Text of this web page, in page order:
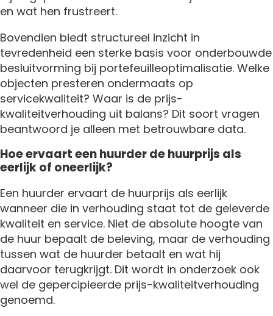
en wat hen frustreert.
Bovendien biedt structureel inzicht in
tevredenheid een sterke basis voor onderbouwde
besluitvorming bij portefeuilleoptimalisatie. Welke
objecten presteren ondermaats op
servicekwaliteit? Waar is de prijs-
kwaliteitverhouding uit balans? Dit soort vragen
beantwoord je alleen met betrouwbare data.
Hoe ervaart een huurder de huurprijs als
eerlijk of oneerlijk?
Een huurder ervaart de huurprijs als eerlijk
wanneer die in verhouding staat tot de geleverde
kwaliteit en service. Niet de absolute hoogte van
de huur bepaalt de beleving, maar de verhouding
tussen wat de huurder betaalt en wat hij
daarvoor terugkrijgt. Dit wordt in onderzoek ook
wel de gepercipieerde prijs-kwaliteitverhouding
genoemd.